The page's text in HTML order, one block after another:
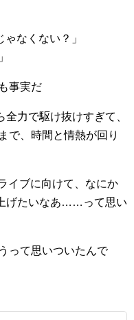
なくない？」
事実だ
力で駆け抜けすぎて、
で、時間と情熱が回り
イブに向けて、なにか
げたいなあ……って思い
って思いついたんで